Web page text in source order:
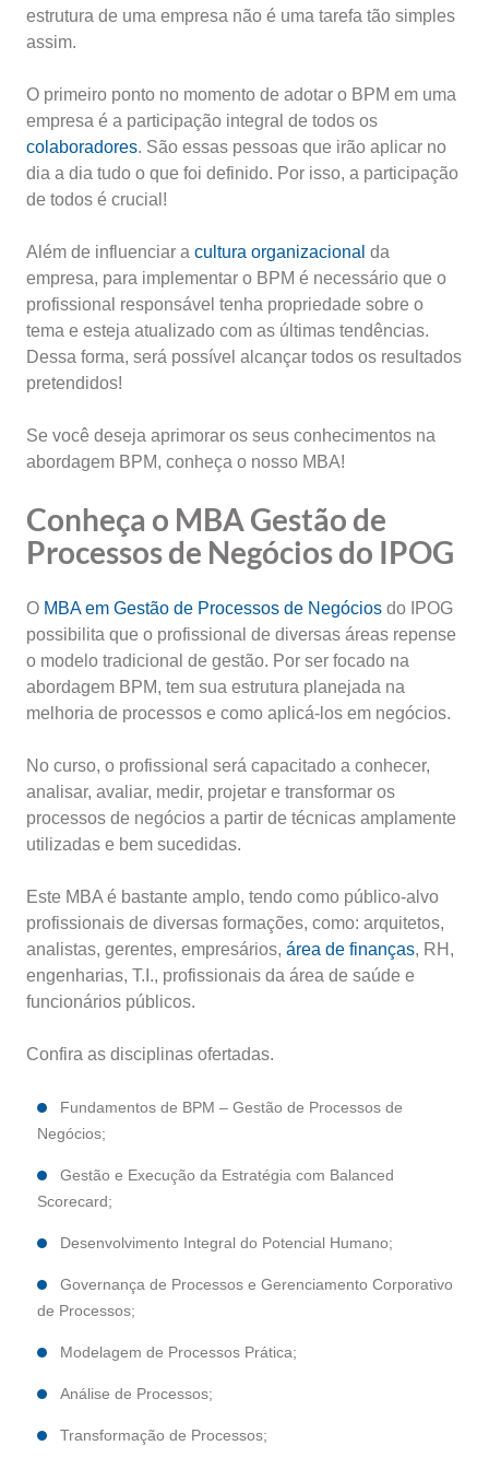
estrutura de uma empresa não é uma tarefa tão simples
assim.
O primeiro ponto no momento de adotar o BPM em uma
empresa é a participação integral de todos os
colaboradores. São essas pessoas que irão aplicar no
dia a dia tudo o que foi definido. Por isso, a participação
de todos é crucial!
Além de influenciar a cultura organizacional da
empresa, para implementar o BPM é necessário que o
profissional responsável tenha propriedade sobre o
tema e esteja atualizado com as últimas tendências.
Dessa forma, será possível alcançar todos os resultados
pretendidos!
Se você deseja aprimorar os seus conhecimentos na
abordagem BPM, conheça o nosso MBA!
Conheça o MBA Gestão de
Processos de Negócios do IPOG
O MBA em Gestão de Processos de Negócios do IPOG
possibilita que o profissional de diversas áreas repense
o modelo tradicional de gestão. Por ser focado na
abordagem BPM, tem sua estrutura planejada na
melhoria de processos e como aplicá-los em negócios.
No curso, o profissional será capacitado a conhecer,
analisar, avaliar, medir, projetar e transformar os
processos de negócios a partir de técnicas amplamente
utilizadas e bem sucedidas.
Este MBA é bastante amplo, tendo como público-alvo
profissionais de diversas formações, como: arquitetos,
analistas, gerentes, empresários, área de finanças, RH,
engenharias, T.I., profissionais da área de saúde e
funcionários públicos.
Confira as disciplinas ofertadas.
Fundamentos de BPM – Gestão de Processos de
Negócios;
Gestão e Execução da Estratégia com Balanced
Scorecard;
Desenvolvimento Integral do Potencial Humano;
Governança de Processos e Gerenciamento Corporativo
de Processos;
Modelagem de Processos Prática;
Análise de Processos;
Transformação de Processos;